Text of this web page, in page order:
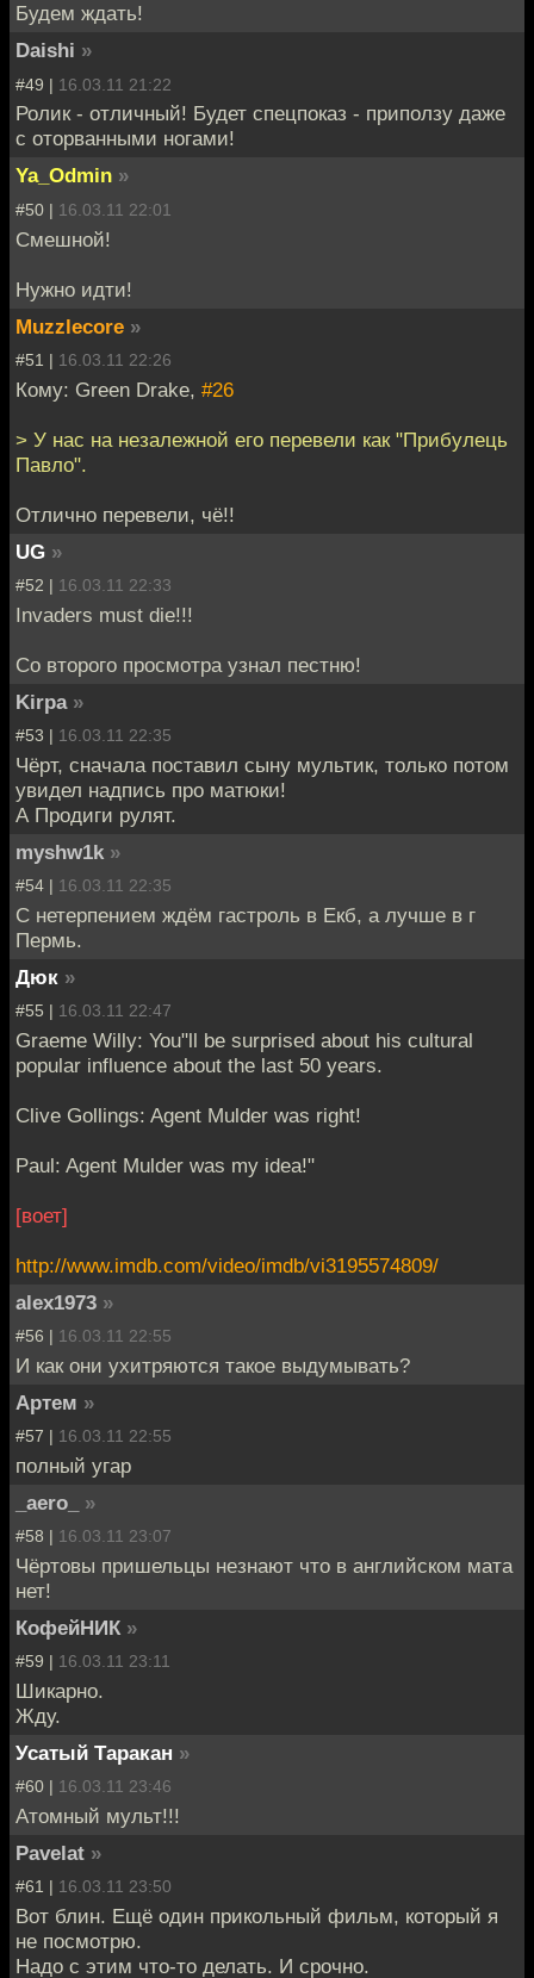
Будем ждать!
Daishi »
#49 | 16.03.11 21:22
Ролик - отличный! Будет спецпоказ - приползу даже
с оторванными ногами!
Ya_Odmin »
#50 | 16.03.11 22:01
Смешной!
Нужно идти!
Muzzlecore »
#51 | 16.03.11 22:26
Кому: Green Drake, #26
> У нас на незалежной его перевели как "Прибулець
Павло".
Отлично перевели, чё!!
UG »
#52 | 16.03.11 22:33
Invaders must die!!!
Со второго просмотра узнал пестню!
Kirpa »
#53 | 16.03.11 22:35
Чёрт, сначала поставил сыну мультик, только потом
увидел надпись про матюки!
А Продиги рулят.
myshw1k »
#54 | 16.03.11 22:35
С нетерпением ждём гастроль в Екб, а лучше в г
Пермь.
Дюк »
#55 | 16.03.11 22:47
Graeme Willy: You"ll be surprised about his cultural
popular influence about the last 50 years.
Clive Gollings: Agent Mulder was right!
Paul: Agent Mulder was my idea!"
[воет]
http://www.imdb.com/video/imdb/vi3195574809/
alex1973 »
#56 | 16.03.11 22:55
И как они ухитряются такое выдумывать?
Артем »
#57 | 16.03.11 22:55
полный угар
_aero_
»
#58 | 16.03.11 23:07
Чёртовы пришельцы незнают что в английском мата
нет!
КофейНИК »
#59 | 16.03.11 23:11
Шикарно.
Жду.
Усатый Таракан »
#60 | 16.03.11 23:46
Атомный мульт!!!
Pavelat »
#61 | 16.03.11 23:50
Вот блин. Ещё один прикольный фильм, который я
не посмотрю.
Надо с этим что-то делать. И срочно.